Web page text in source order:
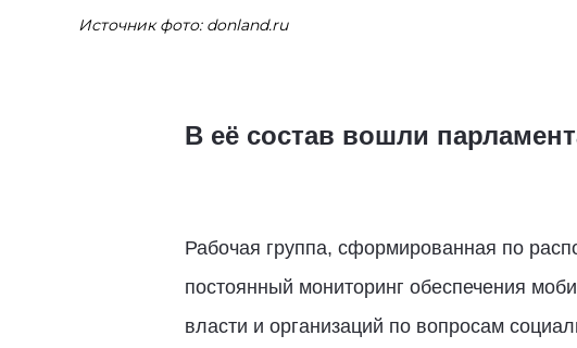
Источник фото: donland.ru
В её состав вошли
Рабочая группа, сформированная по
постоянный мониторинг обеспечения
власти и организаций по вопросам